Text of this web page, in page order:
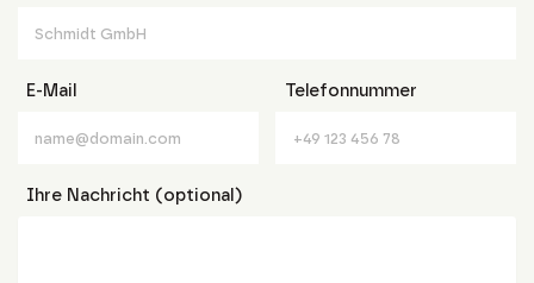
E-Mail Telefonnummer
Ihre Nachricht (optional)